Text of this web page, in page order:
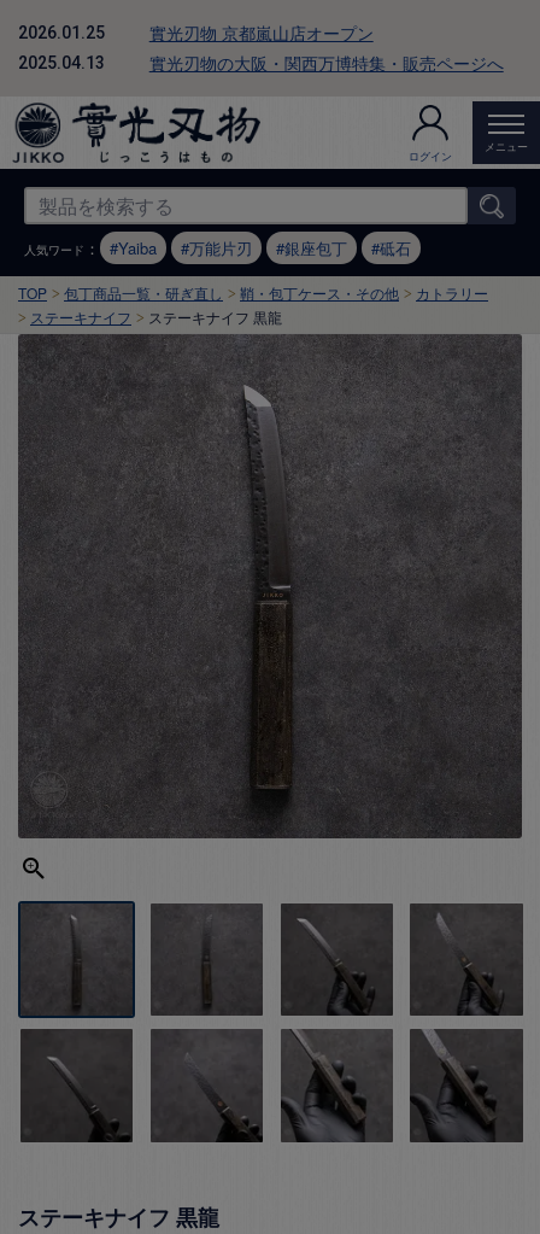
2026.01.25 實光刃物 京都嵐山店オープン
2025.04.13 實光刃物の大阪・関西万博特集・販売ページへ
ログイン
メニュー
人気ワード ： Yaiba 万能片刃 銀座包丁 砥石
TOP 包丁商品一覧・研ぎ直し 鞘・包丁ケース・その他
カトラリー
ステーキナイフ
ステーキナイフ 黒龍
ステーキナイフ 黒龍